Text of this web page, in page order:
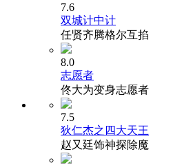
7.6
双城计中计
任贤齐腾格尔互掐
8.0
志愿者
佟大为变身志愿者
7.5
狄仁杰之四大天王
赵又廷饰神探除魔